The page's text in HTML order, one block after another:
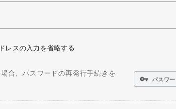
レスの入力を省略する
合、パスワードの再発行手続きを
vpn_key パスワ